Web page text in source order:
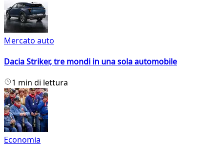
Mercato auto
Dacia Striker, tre mondi in una sola automobile
1 min di lettura
Economia